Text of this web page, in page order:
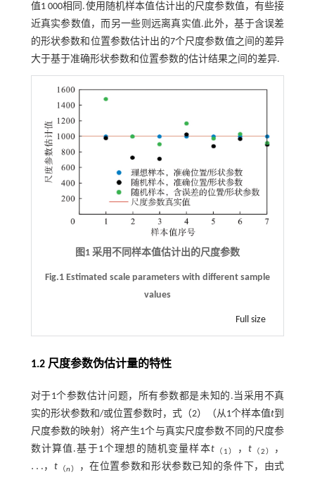
值1 000相同.使用随机样本值估计出的尺度参数值，有些接
近真实参数值，而另一些则远离真实值.此外，基于含误差
的形状参数和位置参数估计出的7个尺度参数值之间的差异
大于基于准确形状参数和位置参数的估计结果之间的差异.
图1 采用不同样本值估计出的尺度参数
Fig.1 Estimated scale parameters with different sample
values
Full size
1.2 尺度参数伪估计量的特性
对于1个参数估计问题，所有参数都是未知的.当采用不真
实的形状参数和/或位置参数时，式（2） （从1个样本值t到
尺度参数的映射）将产生1个与真实尺度参数不同的尺度参
数计算值.基于1个理想的随机变量样本t （1） ， t （2） ，
…
… ，t （n ） ，在位置参数和形状参数已知的条件下，由式